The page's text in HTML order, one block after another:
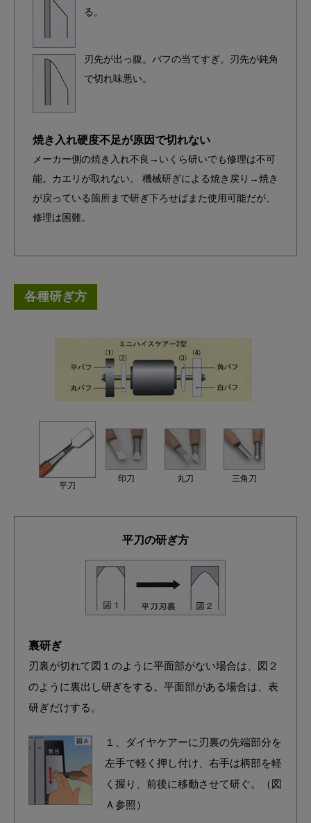
る。
刃先が出っ腹。バフの当てすぎ。刃先が鈍角
で切れ味悪い。
焼き入れ硬度不足が原因で切れない
メーカー側の焼き入れ不良→いくら研いでも修理は不可
能。カエリが取れない。 機械研ぎによる焼き戻り→焼き
が戻っている箇所まで研ぎ下ろせばまた使用可能だが、
修理は困難。
各種研ぎ方
平刀
印刀 丸刀 三角刀
平刀の研ぎ方
裏研ぎ
刃裏が切れて図１のように平面部がない場合は、図２
のように裏出し研ぎをする。平面部がある場合は、表
研ぎだけする。
１、ダイヤケアーに刃裏の先端部分を
左手で軽く押し付け、右手は柄部を軽
く握り、前後に移動させて研ぐ。（図
Ａ参照）